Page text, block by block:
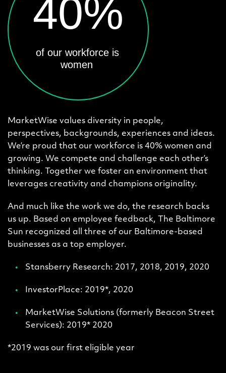
MarketWise values diversity in people,
perspectives, backgrounds, experiences and ideas.
We’re proud that our workforce is 40% women and
growing. We compete and challenge each other’s
thinking. Together we foster an environment that
leverages creativity and champions originality.
And much like the work we do, the research backs
us up. Based on employee feedback, The Baltimore
Sun recognized all three of our Baltimore-based
businesses as a top employer.
Stansberry Research: 2017, 2018, 2019, 2020
InvestorPlace: 2019*, 2020
MarketWise Solutions (formerly Beacon Street
Services): 2019* 2020
*2019 was our first eligible year